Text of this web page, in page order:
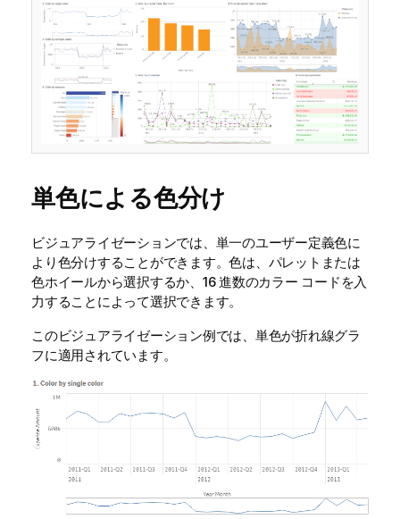
単色による色分け
ビジュアライゼーションでは、単一のユーザー定義色に
より色分けすることができます。色は、パレットまたは
色ホイールから選択するか、16 進数のカラー コードを入
力することによって選択できます。
このビジュアライゼーション例では、単色が折れ線グラ
フに適用されています。